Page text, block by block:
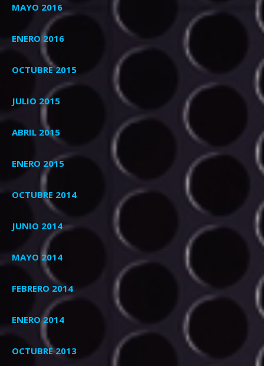
MAYO 2016
ENERO 2016
OCTUBRE 2015
JULIO 2015
ABRIL 2015
ENERO 2015
OCTUBRE 2014
JUNIO 2014
MAYO 2014
FEBRERO 2014
ENERO 2014
OCTUBRE 2013